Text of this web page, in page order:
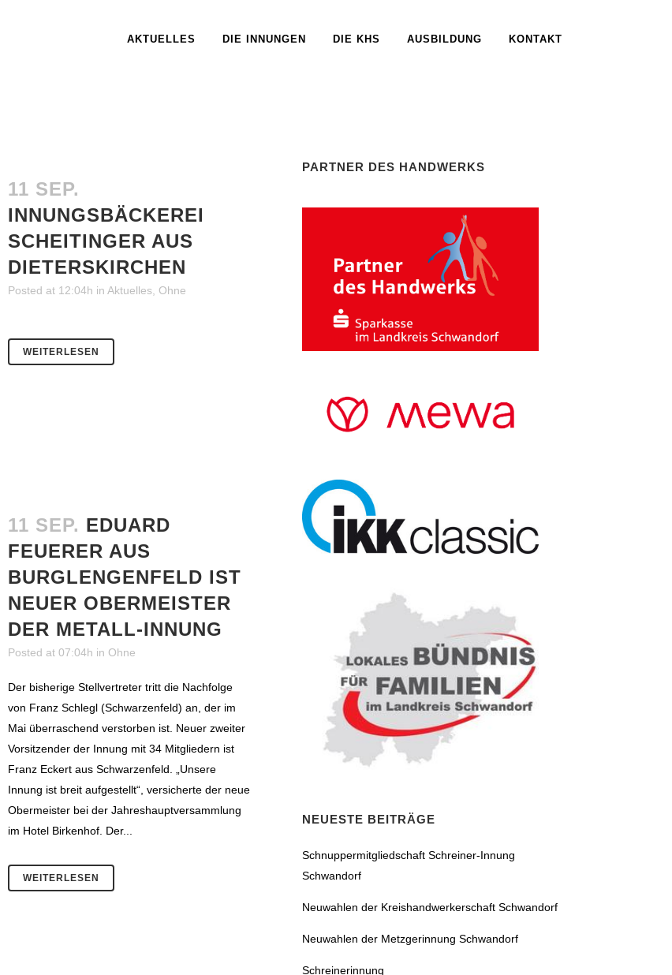
AKTUELLES DIE INNUNGEN DIE KHS AUSBILDUNG KONTAKT
11 SEP.
INNUNGSBÄCKEREI
SCHEITINGER AUS
DIETERSKIRCHEN
Posted at 12:04h in Aktuelles, Ohne
WEITERLESEN
11 SEP. EDUARD
FEUERER AUS
BURGLENGENFELD IST
NEUER OBERMEISTER
DER METALL-INNUNG
Posted at 07:04h in Ohne
Der bisherige Stellvertreter tritt die Nachfolge
von Franz Schlegl (Schwarzenfeld) an, der im
Mai überraschend verstorben ist. Neuer zweiter
Vorsitzender der Innung mit 34 Mitgliedern ist
Franz Eckert aus Schwarzenfeld. „Unsere
Innung ist breit aufgestellt“, versicherte der neue
Obermeister bei der Jahreshauptversammlung
im Hotel Birkenhof. Der...
WEITERLESEN
PARTNER DES HANDWERKS
NEUESTE BEITRÄGE
Schnuppermitgliedschaft Schreiner-Innung
Schwandorf
Neuwahlen der Kreishandwerkerschaft Schwandorf
Neuwahlen der Metzgerinnung Schwandorf
Schreinerinnung